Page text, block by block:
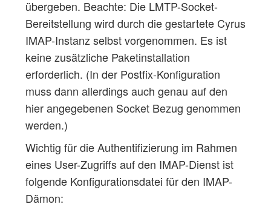
übergeben. Beachte: Die LMTP-Socket-
Bereitstellung wird durch die gestartete Cyrus
IMAP-Instanz selbst vorgenommen. Es ist
keine zusätzliche Paketinstallation
erforderlich. (In der Postfix-Konfiguration
muss dann allerdings auch genau auf den
hier angegebenen Socket Bezug genommen
werden.)
Wichtig für die Authentifizierung im Rahmen
eines User-Zugriffs auf den IMAP-Dienst ist
folgende Konfigurationsdatei für den IMAP-
Dämon: